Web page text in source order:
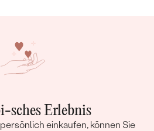
sches Erlebnis
einkaufen, können Sie